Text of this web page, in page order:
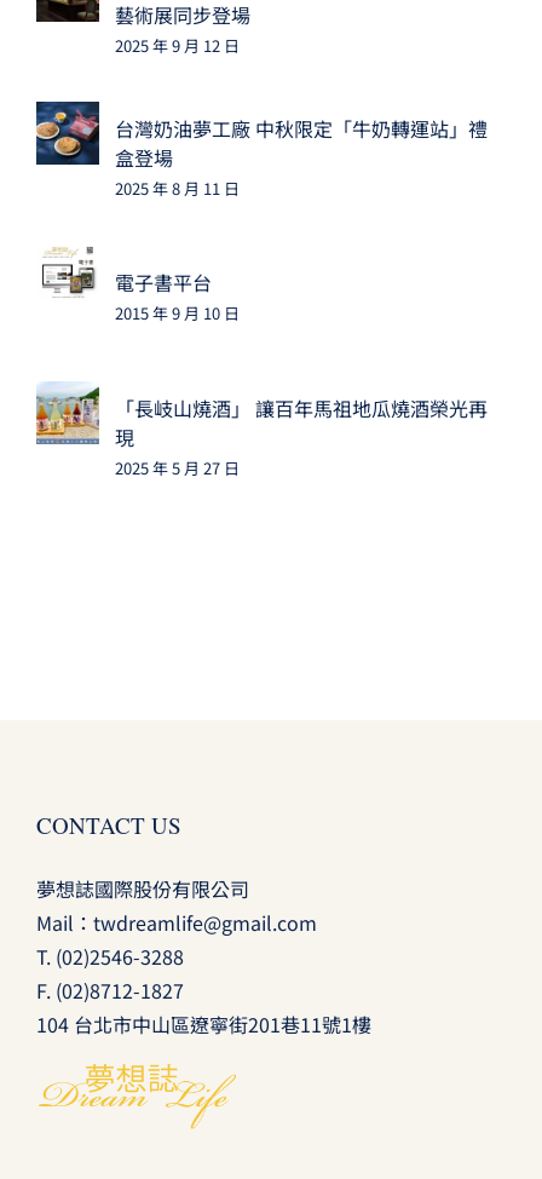
藝術展同步登場
2025 年 9 月 12 日
台灣奶油夢工廠 中秋限定「牛奶轉運站」禮
盒登場
2025 年 8 月 11 日
電子書平台
2015 年 9 月 10 日
「長岐山燒酒」 讓百年馬祖地瓜燒酒榮光再
現
2025 年 5 月 27 日
CONTACT US
夢想誌國際股份有限公司
Mail： twdreamlife@gmail.com
T. (02)2546-3288
F. (02)8712-1827
104 台北市中山區遼寧街201巷11號1樓